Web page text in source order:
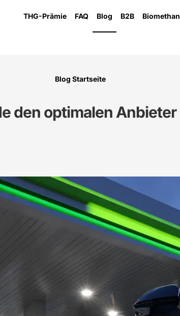
THG-Prämie FAQ Blog B2B Biomethan
Blog Startseite
den optimalen Anbieter